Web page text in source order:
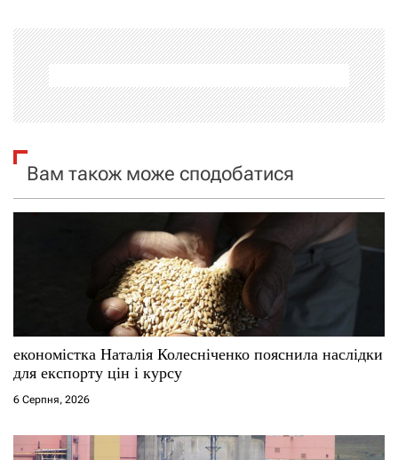
і
г
а
я
п
и
с
і
Вам також може сподобатися
економістка Наталія Колесніченко пояснила наслідки
для експорту цін і курсу
6 Серпня, 2026